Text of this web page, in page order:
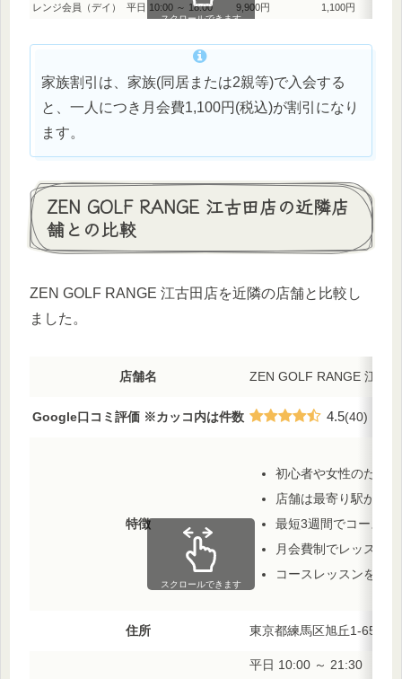
レンジ会員（デイ） 平日 10:00 ～ 18:00 9,900円 1,100円
スクロールできます
家族割引は、家族(同居または2親等)で入会する
と、一人につき月会費1,100円(税込)が割引になり
ます。
ZEN GOLF RANGE 江古田店の近隣店
舗との比較
ZEN GOLF RANGE 江古田店を近隣の店舗と比較し
ました。
店舗名 ZEN GOLF RANGE 江古
Google口コミ評価 ※カッコ内は件数 4.5(40)
特徴
初心者や女性のため
店舗は最寄り駅から
最短3週間でコースデ
月会費制でレッスン
コースレッスンを毎
住所 東京都練馬区旭丘1-65−20
平日 10:00 ～ 21:30
スクロールできます